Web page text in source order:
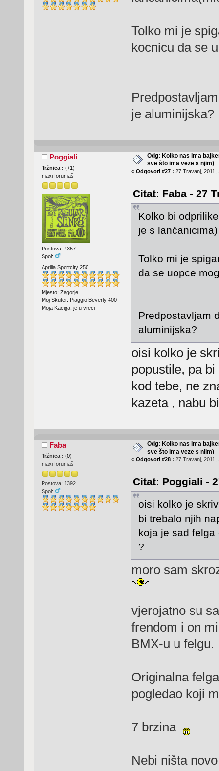
Tolko mi je
kocnicu da se
je aluminijska?
Poggiali
Tržnica : (+1)
maxi forumaš
Postova: 4357
Spol:
Aprilia Sportcity 250
Mjesto: Zagorje
Moj Skuter: Piaggio Beverly 400
Moja Kaciga: je u vreci
Odg: Kolko nas ima
sve što ima veze s njim)
« Odgovori #27 : 27 Travanj, 2011,
Citat: Faba - 27
Kolko bi
je s
Tolko mi je
da se uopce
Predpostavljam
aluminijska?
oisi kolko je
popustile, pa
kod tebe, ne
kazeta , nabu
Faba
Tržnica : (0)
maxi forumaš
Postova: 1392
Spol:
Odg: Kolko nas ima
sve što ima veze s njim)
« Odgovori #28 : 27 Travanj, 2011,
Citat: Poggiali -
oisi kolko je
bi trebalo njih
koja je sad felga
?
moro sam
vjerojatno su
frendom i on
BMX-u u felgu.
Originalna
pogledao koji
7 brzina
Nebi ništa